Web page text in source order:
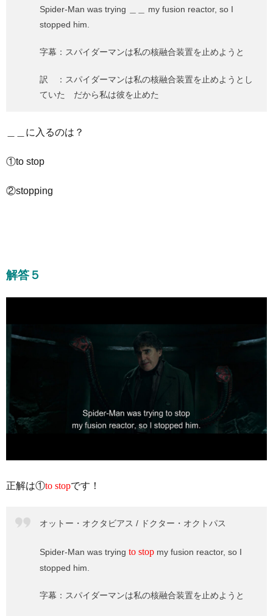
Spider-Man was trying ＿＿ my fusion reactor, so I
stopped him.
字幕：スパイダーマンは私の核融合装置を止めようと
訳 ：スパイダーマンは私の核融合装置を止めようとし
ていた だから私は彼を止めた
＿＿に入るのは？
①to stop
②stopping
解答５
正解は①to stopです！
オットー・オクタビアス / ドクター・オクトパス
Spider-Man was trying to stop my fusion reactor, so I
stopped him.
字幕：スパイダーマンは私の核融合装置を止めようと